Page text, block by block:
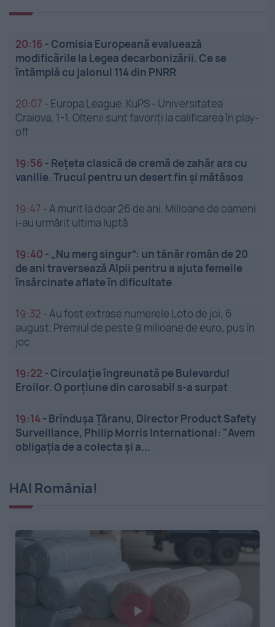
20:16 -Comisia Europeană evaluează
modificările la Legea decarbonizării. Ce se
întâmplă cu jalonul 114 din PNRR
20:07 - Europa League. KuPS - Universitatea
Craiova, 1-1. Oltenii sunt favoriți la calificarea în play-
off
19:56 - Rețeta clasică de cremă de zahăr ars cu
vanilie. Trucul pentru un desert fin și mătăsos
19:47 -A murit la doar 26 de ani. Milioane de oameni
i-au urmărit ultima luptă
19:40 - „Nu merg singur”: un tânăr român de 20
de ani traversează Alpii pentru a ajuta femeile
însărcinate aflate în dificultate
19:32 -Au fost extrase numerele Loto de joi, 6
august. Premiul de peste 9 milioane de euro, pus în
joc
19:22 -Circulație îngreunată pe Bulevardul
Eroilor. O porțiune din carosabil s-a surpat
19:14- Brîndușa Țăranu, Director Product Safety
Surveillance, Philip Morris International: "Avem
obligația de a colecta și a...
HAI România!